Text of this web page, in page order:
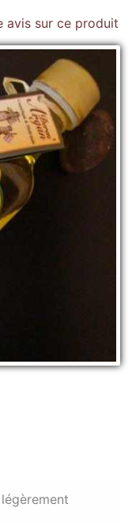
avis sur ce produit